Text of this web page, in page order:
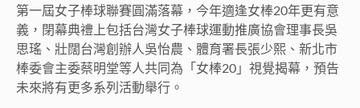
第一屆女子棒球聯賽圓滿落幕，今年適逢女棒20年更有意
義，閉幕典禮上包括台灣女子棒球運動推廣協會理事長吳
思瑤、壯闊台灣創辦人吳怡農、體育署長張少熙、新北市
棒委會主委蔡明堂等人共同為「女棒20」視覺揭幕，預告
未來將有更多系列活動舉行。